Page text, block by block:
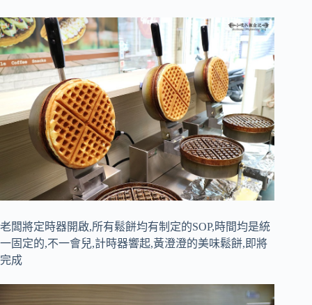
老闆將定時器開啟,所有鬆餅均有制定的SOP,時間均是統
一固定的,不一會兒,計時器響起,黃澄澄的美味鬆餅,即將
完成